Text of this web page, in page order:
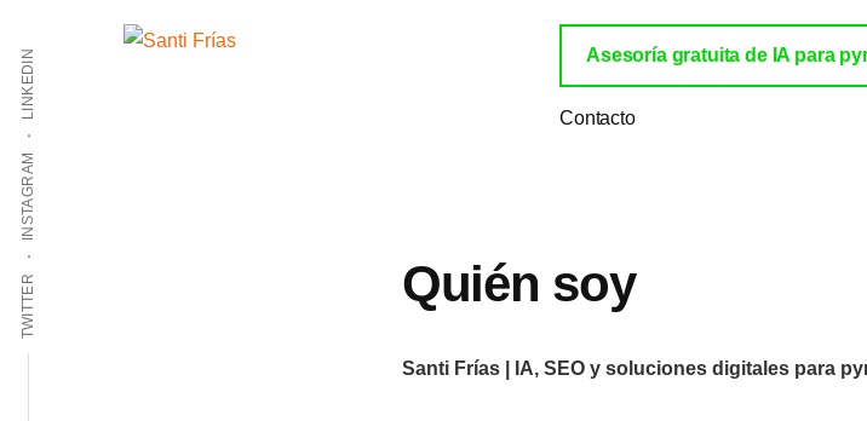
contenido
principal
footer
Additional
menu
TWITTER
INSTAGRAM
LINKEDIN Asesoría gratuita de IA para
Contacto
Quién soy
Santi Frías | IA, SEO y soluciones digitales para